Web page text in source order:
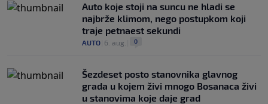
Auto koje stoji na suncu ne hladi se
najbrže klimom, nego postupkom koji
traje petnaest sekundi
AUTO 6. aug. 0
Šezdeset posto stanovnika glavnog
grada u kojem živi mnogo Bosanaca živi
u stanovima koje daje grad